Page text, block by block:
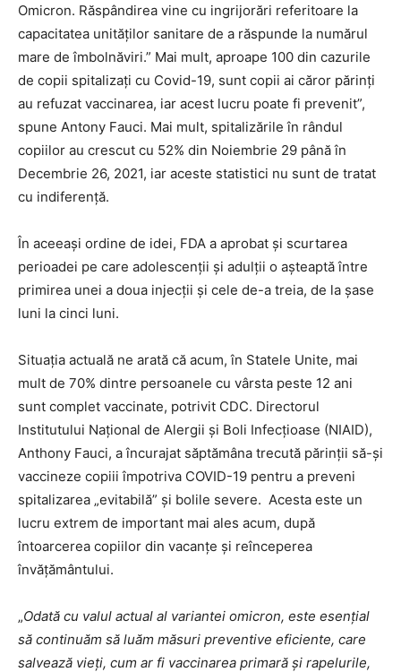
Omicron. Răspândirea vine cu ingrijorări referitoare la
capacitatea unităților sanitare de a răspunde la numărul
mare de îmbolnăviri.” Mai mult, aproape 100 din cazurile
de copii spitalizați cu Covid-19, sunt copii ai căror părinți
au refuzat vaccinarea, iar acest lucru poate fi prevenit”,
spune Antony Fauci. Mai mult, spitalizările în rândul
copiilor au crescut cu 52% din Noiembrie 29 până în
Decembrie 26, 2021, iar aceste statistici nu sunt de tratat
cu indiferență.
În aceeași ordine de idei, FDA a aprobat și scurtarea
perioadei pe care adolescenții și adulții o așteaptă între
primirea unei a doua injecții și cele de-a treia, de la șase
luni la cinci luni.
Situația actuală ne arată că acum, în Statele Unite, mai
mult de 70% dintre persoanele cu vârsta peste 12 ani
sunt complet vaccinate, potrivit CDC. Directorul
Institutului Național de Alergii și Boli Infecțioase (NIAID),
Anthony Fauci, a încurajat săptămâna trecută părinții să-și
vaccineze copiii împotriva COVID-19 pentru a preveni
spitalizarea „evitabilă” și bolile severe. Acesta este un
lucru extrem de important mai ales acum, după
întoarcerea copiilor din vacanțe și reînceperea
învățământului.
„Odată cu valul actual al variantei omicron, este esențial
să continuăm să luăm măsuri preventive eficiente, care
salvează vieți, cum ar fi vaccinarea primară și rapelurile,